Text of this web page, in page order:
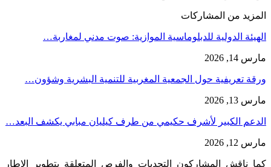
المزيد من المشاركات
الهيئة الدولية للدبلوماسية الموازية: صوت مدني لمغاربة…
مارس 14, 2026
ورقة تعريفية حول الجمعية المغربية للتنمية البشرية وشؤون…
مارس 13, 2026
الدعم الكبير لأشرف حكيمي من طرف كيليان مبابي يكشف البعد…
مارس 12, 2026
كما ناقش المشاركون التحديات والفرص المتعلقة بتطوير الإطار